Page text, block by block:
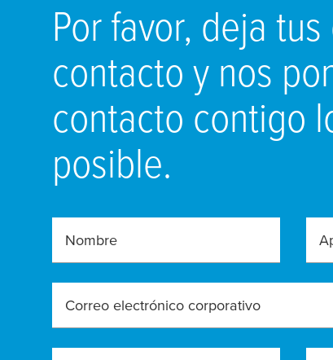
Por favor, deja
contacto y nos
contacto contigo
posible.
Nombre
Correo electrónico corporativo